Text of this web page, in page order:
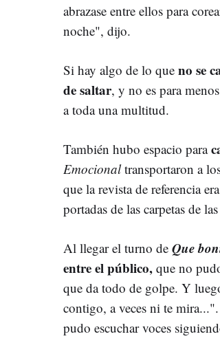
abrazase entre ellos para
noche", dijo.
Si hay algo de lo que no se
de saltar, y no es para
a toda una multitud.
También hubo espacio para
Emocionaltransportaron a
que la revista de referencia
portadas de las carpetas de
Al llegar el turno de Que
entre el público, que no
que da todo de golpe. Y
contigo, a veces ni te
pudo escuchar voces